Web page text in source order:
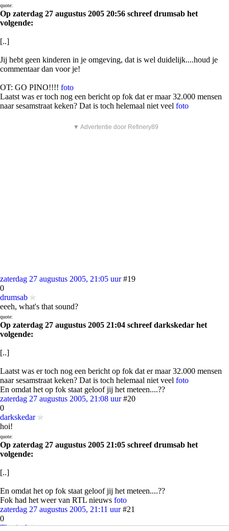
quote:
Op zaterdag 27 augustus 2005 20:56 schreef drumsab het
volgende:
[..]
Jij hebt geen kinderen in je omgeving, dat is wel duidelijk....houd je
commentaar dan voor je!
OT: GO PINO!!!! foto
Laatst was er toch nog een bericht op fok dat er maar 32.000 mensen
naar sesamstraat keken? Dat is toch helemaal niet veel foto
▼ Advertentie door Refinery89
zaterdag 27 augustus 2005, 21:05 uur #19
0
drumsab
eeeh, what's that sound?
quote:
Op zaterdag 27 augustus 2005 21:04 schreef darkskedar het
volgende:
[..]
Laatst was er toch nog een bericht op fok dat er maar 32.000 mensen
naar sesamstraat keken? Dat is toch helemaal niet veel foto
En omdat het op fok staat geloof jij het meteen....??
zaterdag 27 augustus 2005, 21:08 uur #20
0
darkskedar
hoi!
quote:
Op zaterdag 27 augustus 2005 21:05 schreef drumsab het
volgende:
[..]
En omdat het op fok staat geloof jij het meteen....??
Fok had het weer van RTL nieuws foto
zaterdag 27 augustus 2005, 21:11 uur #21
0
Thorical